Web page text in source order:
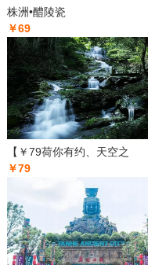
株洲•醴陵瓷
￥69
【￥79荷你有约、天空之
￥79